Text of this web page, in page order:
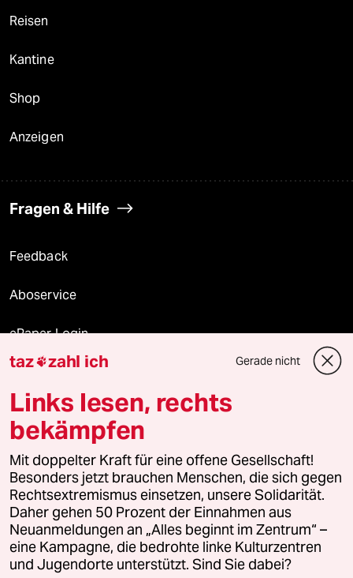
Reisen
Kantine
Shop
Anzeigen
Fragen & Hilfe
Feedback
Aboservice
ePaper Login
Downloads für Abonnierende
© 2026 taz Verlags und Vertriebs GmbH
Alle Rechte vorbehalten. Bei rechtlichen Fragen oder für Genehmigungen
wenden Sie sich bitte an
lizenzen@taz.de
Feedback Redaktionsstatut Kommune-Richtlinien
Leitlinie Informant Datenschutz Impressum AGB
taz zahl ich Gerade nicht
Links lesen, rechts
bekämpfen
Mit doppelter Kraft für eine offene Gesellschaft!
Besonders jetzt brauchen Menschen, die sich gegen
Rechtsextremismus einsetzen, unsere Solidarität.
Daher gehen 50 Prozent der Einnahmen aus
Neuanmeldungen an „Alles beginnt im Zentrum“ –
eine Kampagne, die bedrohte linke Kulturzentren
und Jugendorte unterstützt. Sind Sie dabei?